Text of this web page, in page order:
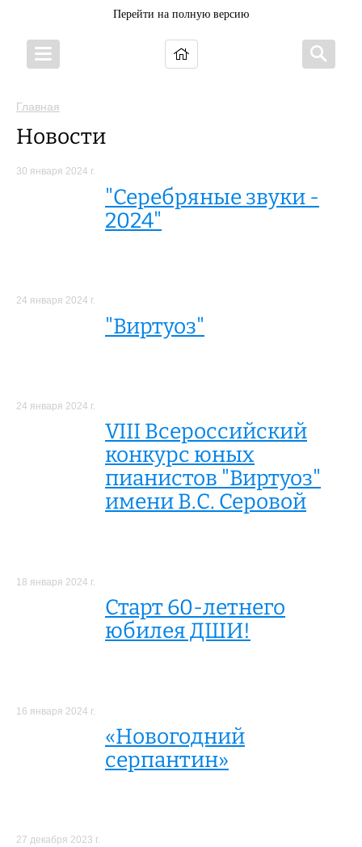
Перейти на полную версию
Главная
Новости
30 января 2024 г.
"Серебряные звуки -
2024"
24 января 2024 г.
"Виртуоз"
24 января 2024 г.
VIII Всероссийский
конкурс юных
пианистов "Виртуоз"
имени В.С. Серовой
18 января 2024 г.
Старт 60-летнего
юбилея ДШИ!
16 января 2024 г.
«Новогодний
серпантин»
27 декабря 2023 г.